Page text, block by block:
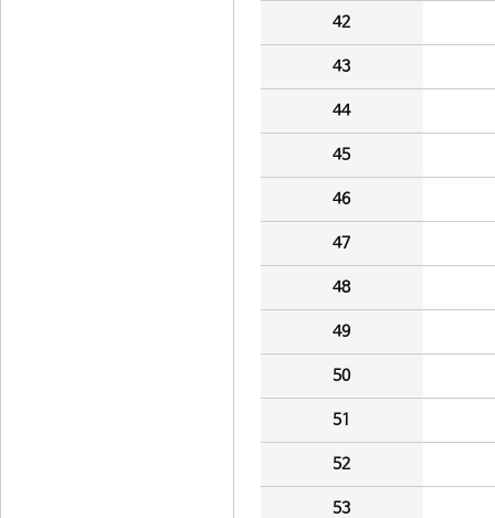
42
43
44
45
46
47
48
49
50
51
52
53